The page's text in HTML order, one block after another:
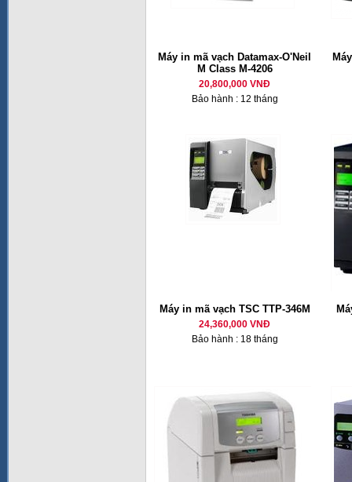
Máy in mã vạch Datamax-O'Neil
M Class M-4206
20,800,000 VNĐ
Bảo hành : 12 tháng
Máy in mã vạch TSC TTP-346M
24,360,000 VNĐ
Bảo hành : 18 tháng